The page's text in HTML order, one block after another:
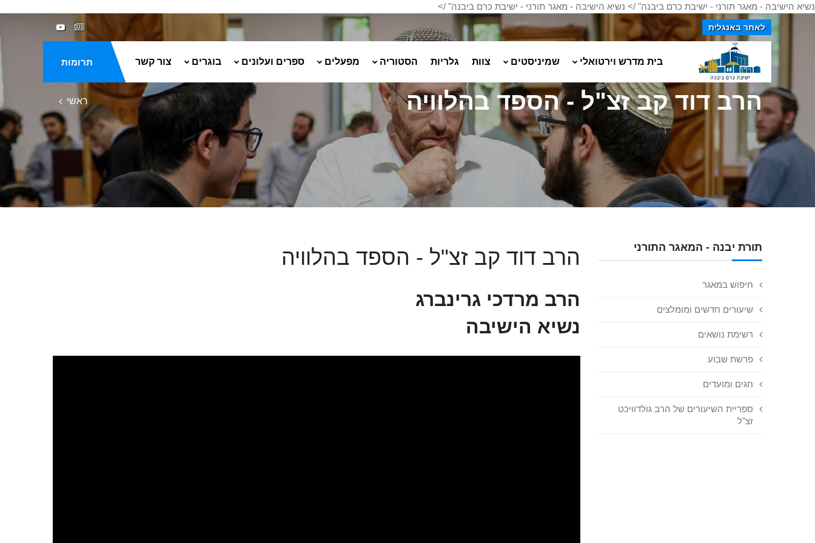
נשיא הישיבה - מאגר תורני - ישיבת כרם ביבנה" /> נשיא הישיבה - מאגר תורני - ישיבת כרם ביבנה" />
לאתר באנגלית
תרומות בית מדרש וירטואלי שמיניסטים צוות גלריות הסטוריה מפעלים ספרים ועלונים בוגרים צור קשר
הרב דוד קב זצ"ל - הספד בהלוויה ראשי
תורת יבנה - המאגר התורני
חיפוש במאגר
שיעורים חדשים ומומלצים
רשימת נושאים
פרשת שבוע
חגים ומועדים
ספריית השיעורים של הרב גולדוויכט
זצ"ל
הרב דוד קב זצ"ל - הספד בהלוויה
הרב מרדכי גרינברג
נשיא הישיבה